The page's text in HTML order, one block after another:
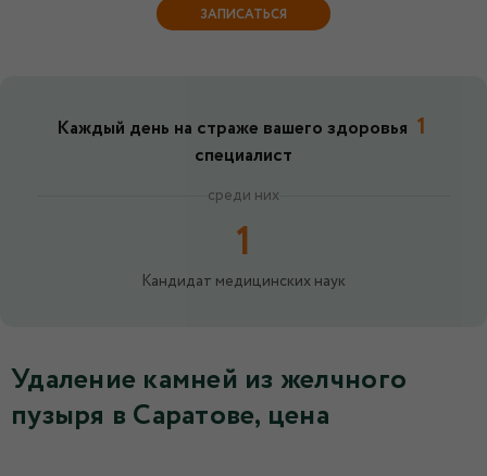
ЗАПИСАТЬСЯ
Каждый день на страже вашего здоровья 1
специалист
среди них
1
Кандидат медицинских наук
Удаление камней из желчного
пузыря в Саратове, цена